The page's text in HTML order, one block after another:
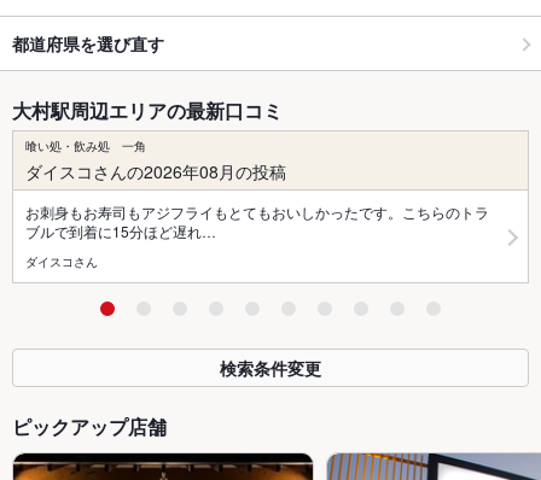
都道府県を選び直す
大村駅周辺エリアの最新口コミ
喰い処・飲み処 一角
ダイスコさんの2026年08月の投稿
お刺身もお寿司もアジフライもとてもおいしかったです。こちらのトラ
ブルで到着に15分ほど遅れ…
ダイスコさん
検索条件変更
ピックアップ店舗